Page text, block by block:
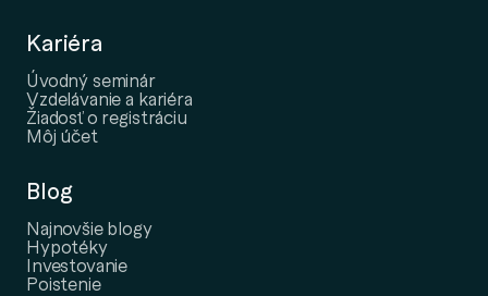
Kariéra
Úvodný seminár
Vzdelávanie a kariéra
Žiadosť o registráciu
Môj účet
Blog
Najnovšie blogy
Hypotéky
Investovanie
Poistenie